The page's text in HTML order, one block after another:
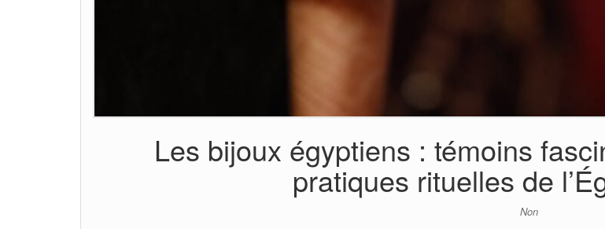
Les bijoux égyptiens : témoins
pratiques rituelles de
Non